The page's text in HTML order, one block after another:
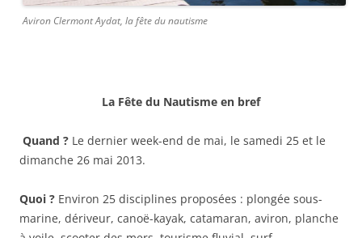
Aviron Clermont Aydat, la fête du nautisme
La Fête du Nautisme en bref
Quand ? Le dernier week-end de mai, le samedi 25 et le
dimanche 26 mai 2013.
Quoi ? Environ 25 disciplines proposées : plongée sous-
marine, dériveur, canoë-kayak, catamaran, aviron, planche